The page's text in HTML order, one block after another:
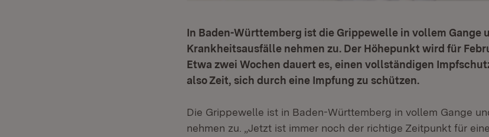
In Baden-Württemberg ist die Grippewelle in vollem Gange
Krankheitsausfälle nehmen zu. Der Höhepunkt wird für
Etwa zwei Wochen dauert es, einen vollständigen
also Zeit, sich durch eine Impfung zu schützen.
Die Grippewelle ist in Baden-Württemberg in vollem Gange
nehmen zu. „Jetzt ist immer noch der richtige Zeitpunkt für